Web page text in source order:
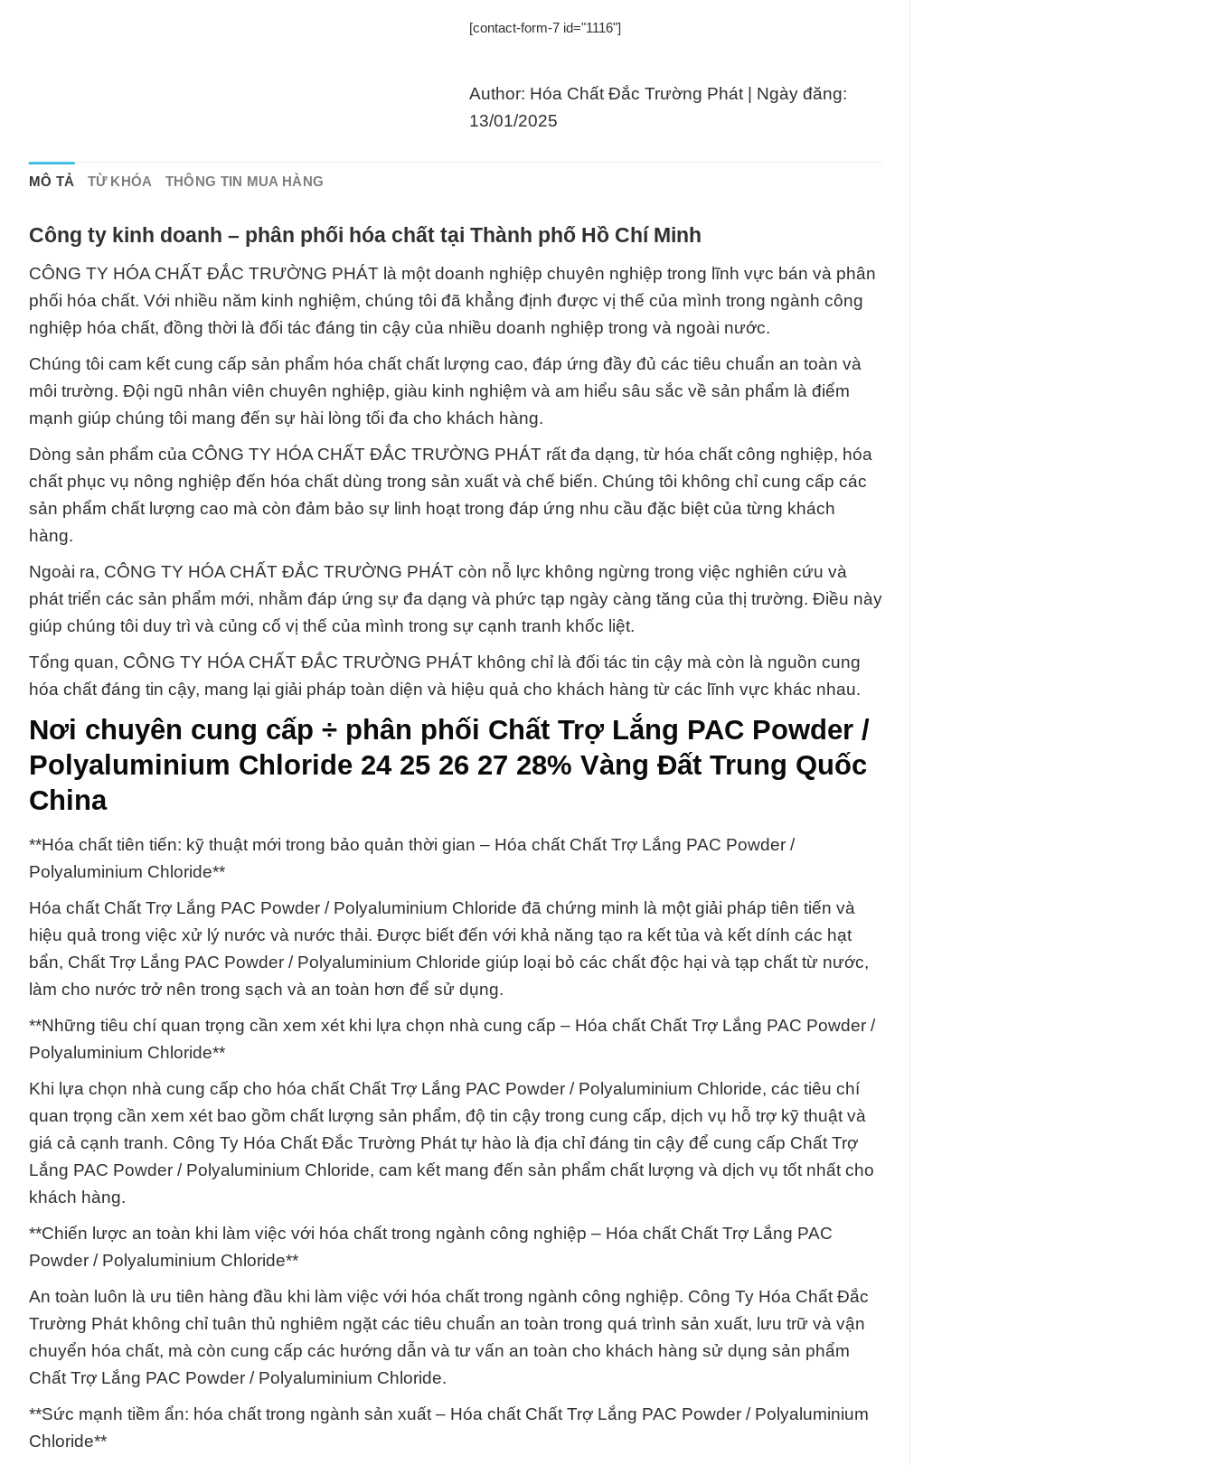
[contact-form-7 id="1116"]
Author: Hóa Chất Đắc Trường Phát | Ngày đăng:
13/01/2025
MÔ TẢ TỪ KHÓA THÔNG TIN MUA HÀNG
Công ty kinh doanh – phân phối hóa chất tại Thành phố Hồ Chí Minh
CÔNG TY HÓA CHẤT ĐẮC TRƯỜNG PHÁT là một doanh nghiệp chuyên nghiệp trong lĩnh vực bán và phân
phối hóa chất. Với nhiều năm kinh nghiệm, chúng tôi đã khẳng định được vị thế của mình trong ngành công
nghiệp hóa chất, đồng thời là đối tác đáng tin cậy của nhiều doanh nghiệp trong và ngoài nước.
Chúng tôi cam kết cung cấp sản phẩm hóa chất chất lượng cao, đáp ứng đầy đủ các tiêu chuẩn an toàn và
môi trường. Đội ngũ nhân viên chuyên nghiệp, giàu kinh nghiệm và am hiểu sâu sắc về sản phẩm là điểm
mạnh giúp chúng tôi mang đến sự hài lòng tối đa cho khách hàng.
Dòng sản phẩm của CÔNG TY HÓA CHẤT ĐẮC TRƯỜNG PHÁT rất đa dạng, từ hóa chất công nghiệp, hóa
chất phục vụ nông nghiệp đến hóa chất dùng trong sản xuất và chế biến. Chúng tôi không chỉ cung cấp các
sản phẩm chất lượng cao mà còn đảm bảo sự linh hoạt trong đáp ứng nhu cầu đặc biệt của từng khách
hàng.
Ngoài ra, CÔNG TY HÓA CHẤT ĐẮC TRƯỜNG PHÁT còn nỗ lực không ngừng trong việc nghiên cứu và
phát triển các sản phẩm mới, nhằm đáp ứng sự đa dạng và phức tạp ngày càng tăng của thị trường. Điều này
giúp chúng tôi duy trì và củng cố vị thế của mình trong sự cạnh tranh khốc liệt.
Tổng quan, CÔNG TY HÓA CHẤT ĐẮC TRƯỜNG PHÁT không chỉ là đối tác tin cậy mà còn là nguồn cung
hóa chất đáng tin cậy, mang lại giải pháp toàn diện và hiệu quả cho khách hàng từ các lĩnh vực khác nhau.
Nơi chuyên cung cấp ÷ phân phối Chất Trợ Lắng PAC Powder /
Polyaluminium Chloride 24 25 26 27 28% Vàng Đất Trung Quốc
China
**Hóa chất tiên tiến: kỹ thuật mới trong bảo quản thời gian – Hóa chất Chất Trợ Lắng PAC Powder /
Polyaluminium Chloride**
Hóa chất Chất Trợ Lắng PAC Powder / Polyaluminium Chloride đã chứng minh là một giải pháp tiên tiến và
hiệu quả trong việc xử lý nước và nước thải. Được biết đến với khả năng tạo ra kết tủa và kết dính các hạt
bẩn, Chất Trợ Lắng PAC Powder / Polyaluminium Chloride giúp loại bỏ các chất độc hại và tạp chất từ nước,
làm cho nước trở nên trong sạch và an toàn hơn để sử dụng.
**Những tiêu chí quan trọng cần xem xét khi lựa chọn nhà cung cấp – Hóa chất Chất Trợ Lắng PAC Powder /
Polyaluminium Chloride**
Khi lựa chọn nhà cung cấp cho hóa chất Chất Trợ Lắng PAC Powder / Polyaluminium Chloride, các tiêu chí
quan trọng cần xem xét bao gồm chất lượng sản phẩm, độ tin cậy trong cung cấp, dịch vụ hỗ trợ kỹ thuật và
giá cả cạnh tranh. Công Ty Hóa Chất Đắc Trường Phát tự hào là địa chỉ đáng tin cậy để cung cấp Chất Trợ
Lắng PAC Powder / Polyaluminium Chloride, cam kết mang đến sản phẩm chất lượng và dịch vụ tốt nhất cho
khách hàng.
**Chiến lược an toàn khi làm việc với hóa chất trong ngành công nghiệp – Hóa chất Chất Trợ Lắng PAC
Powder / Polyaluminium Chloride**
An toàn luôn là ưu tiên hàng đầu khi làm việc với hóa chất trong ngành công nghiệp. Công Ty Hóa Chất Đắc
Trường Phát không chỉ tuân thủ nghiêm ngặt các tiêu chuẩn an toàn trong quá trình sản xuất, lưu trữ và vận
chuyển hóa chất, mà còn cung cấp các hướng dẫn và tư vấn an toàn cho khách hàng sử dụng sản phẩm
Chất Trợ Lắng PAC Powder / Polyaluminium Chloride.
**Sức mạnh tiềm ẩn: hóa chất trong ngành sản xuất – Hóa chất Chất Trợ Lắng PAC Powder / Polyaluminium
Chloride**